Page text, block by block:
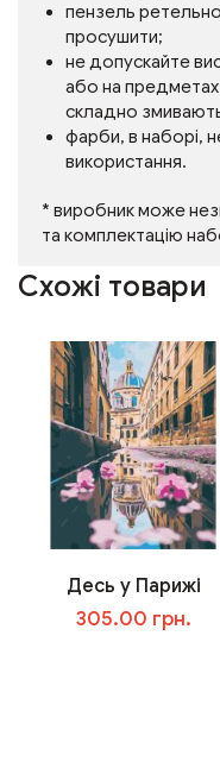
пензель
просушити;
не допускайте
або на предметах
складно
фарби, в наборі,
використання.
* виробник може
та комплектацію
Схожі товари
Десь у Парижі
305.00 грн.